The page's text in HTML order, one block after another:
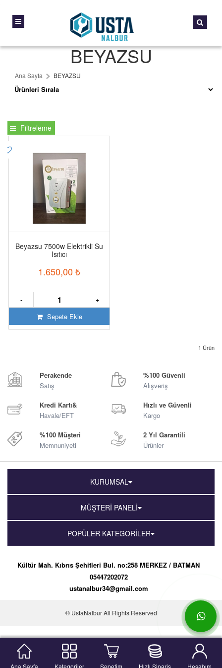
BEYAZSU
Ana Sayfa BEYAZSU
Filtreleme
Beyazsu 7500w Elektrikli Su
Isıtıcı
1.650,00 ₺
+
-
Sepete Ekle
1 Ürün
Perakende
Satış
%100 Güvenli
Alışveriş
Kredi Kartı&
Havale/EFT
Hızlı ve Güvenli
Kargo
%100 Müşteri
Memnuniyeti
2 Yıl Garantili
Ürünler
KURUMSAL
MÜŞTERİ PANELİ
POPÜLER KATEGORİLER
Kültür Mah. Kıbrıs Şehitleri Bul. no:258 MERKEZ / BATMAN
05447202072
ustanalbur34@gmail.com
® UstaNalbur All Rights Reserved
Ana Sayfa Kategoriler Sepetim Hızlı Sipariş Hesabım